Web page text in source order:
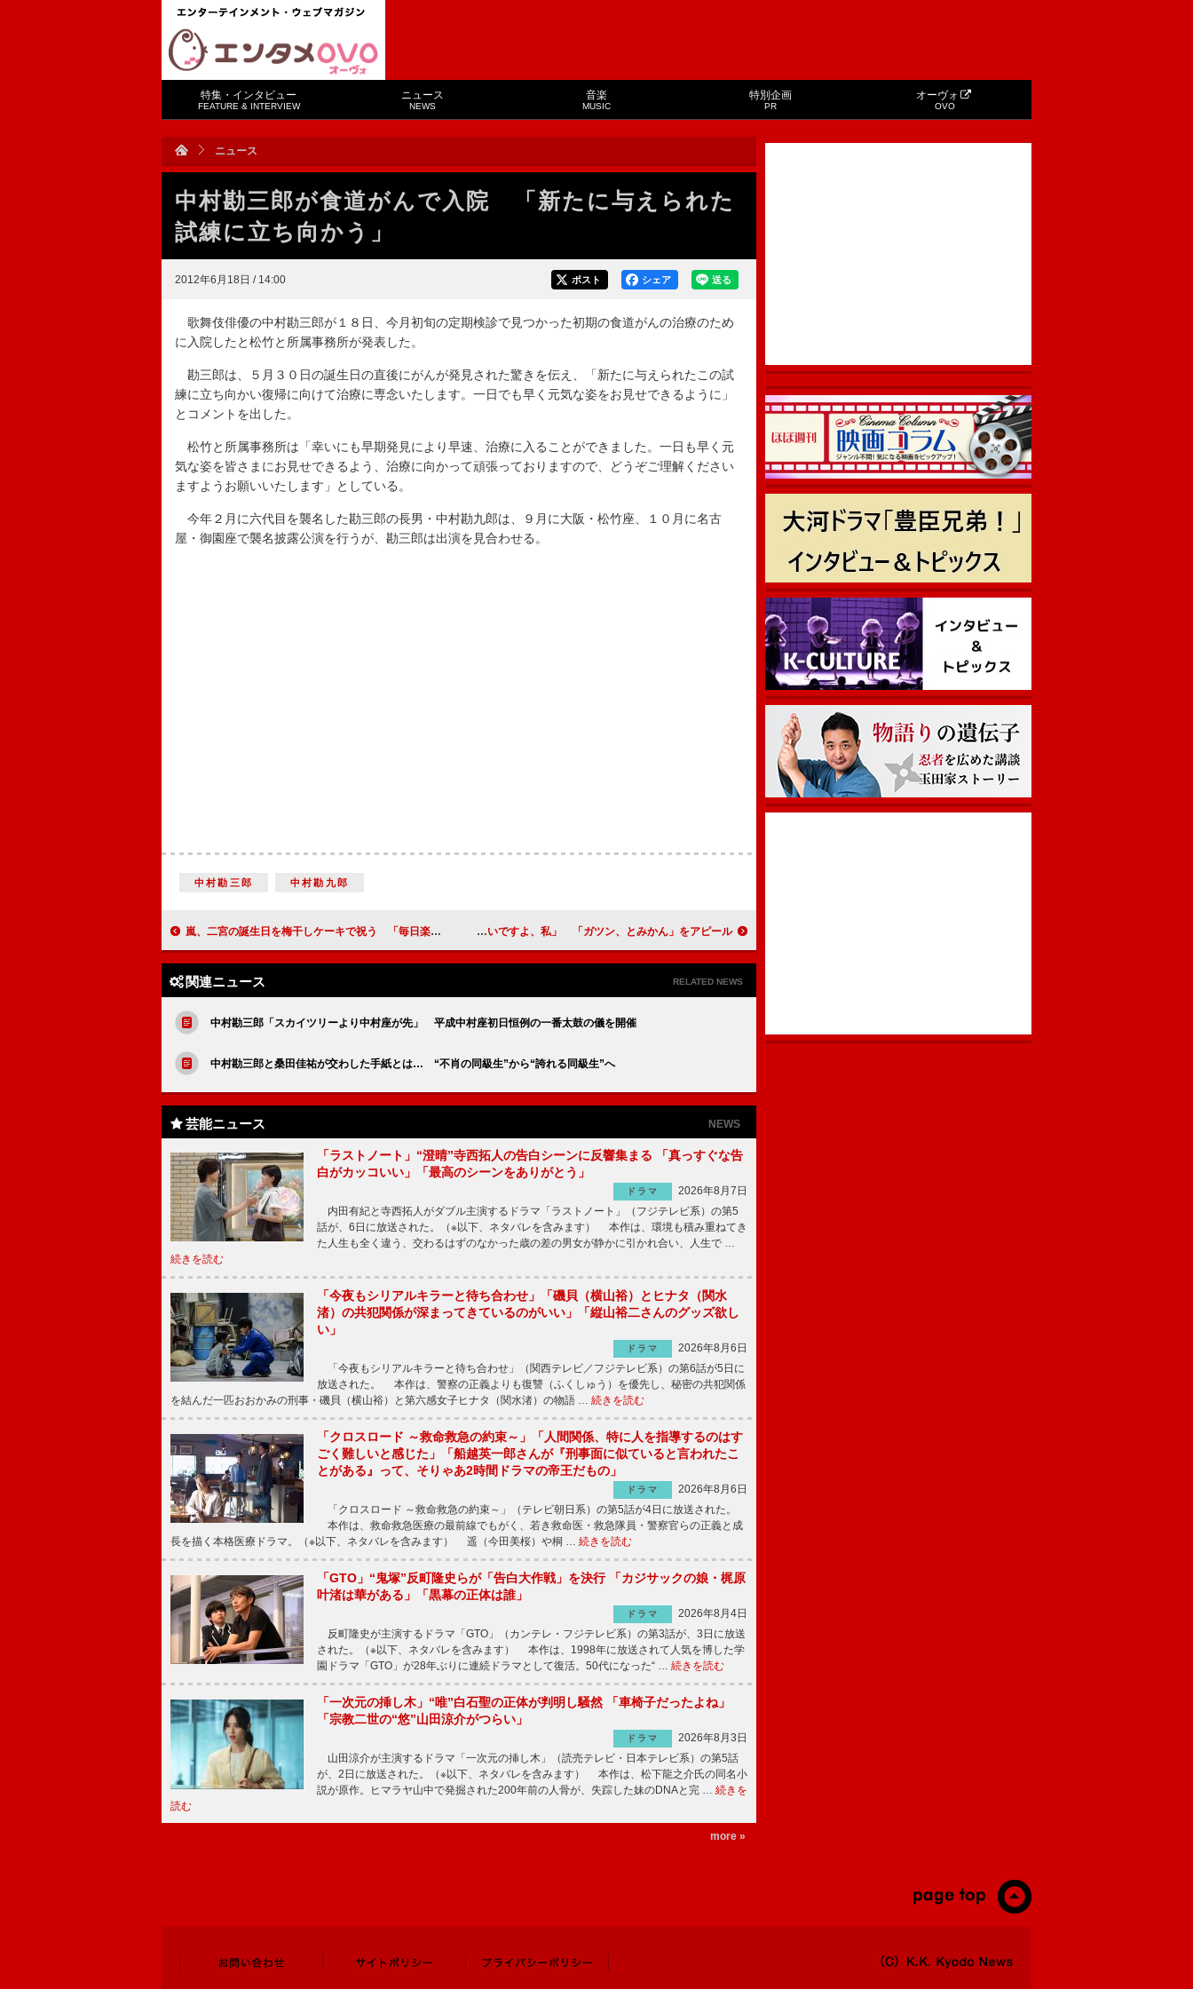
特集・インタビュー
FEATURE & INTERVIEW
ニュース
NEWS
音楽
MUSIC
特別企画
PR
オーヴォ
OVO
ニュース
中村勘三郎が食道がんで入院 「新たに与えられた
試練に立ち向かう」
2012年6月18日 / 14:00 送る
シェア
ポスト
歌舞伎俳優の中村勘三郎が１８日、今月初旬の定期検診で見つかった初期の食道がんの治療のため
に入院したと松竹と所属事務所が発表した。
勘三郎は、５月３０日の誕生日の直後にがんが発見された驚きを伝え、「新たに与えられたこの試
練に立ち向かい復帰に向けて治療に専念いたします。一日でも早く元気な姿をお見せできるように」
とコメントを出した。
松竹と所属事務所は「幸いにも早期発見により早速、治療に入ることができました。一日も早く元
気な姿を皆さまにお見せできるよう、治療に向かって頑張っておりますので、どうぞご理解ください
ますようお願いいたします」としている。
今年２月に六代目を襲名した勘三郎の長男・中村勘九郎は、９月に大阪・松竹座、１０月に名古
屋・御園座で襲名披露公演を行うが、勘三郎は出演を見合わせる。
中村勘三郎 中村勘九郎
嵐、二宮の誕生日を梅干しケーキで祝う 「毎日楽しく生きている」と二宮 広瀬アリス「負けないですよ、私」 「ガツン、とみかん」をアピール
関連ニュース RELATED NEWS
中村勘三郎「スカイツリーより中村座が先」 平成中村座初日恒例の一番太鼓の儀を開催
中村勘三郎と桑田佳祐が交わした手紙とは… “不肖の同級生”から“誇れる同級生”へ
芸能ニュース NEWS
「ラストノート」“澄晴”寺西拓人の告白シーンに反響集まる 「真っすぐな告
白がカッコいい」「最高のシーンをありがとう」
ドラマ
2026年8月7日
内田有紀と寺西拓人がダブル主演するドラマ「ラストノート」（フジテレビ系）の第5
話が、6日に放送された。（※以下、ネタバレを含みます） 本作は、環境も積み重ねてき
た人生も全く違う、交わるはずのなかった歳の差の男女が静かに引かれ合い、人生で …
続きを読む
「今夜もシリアルキラーと待ち合わせ」「磯貝（横山裕）とヒナタ（関水
渚）の共犯関係が深まってきているのがいい」「縦山裕二さんのグッズ欲し
い」
ドラマ
2026年8月6日
「今夜もシリアルキラーと待ち合わせ」（関西テレビ／フジテレビ系）の第6話が5日に
放送された。 本作は、警察の正義よりも復讐（ふくしゅう）を優先し、秘密の共犯関係
を結んだ一匹おおかみの刑事・磯貝（横山裕）と第六感女子ヒナタ（関水渚）の物語 … 続きを読む
「クロスロード ～救命救急の約束～」「人間関係、特に人を指導するのはす
ごく難しいと感じた」「船越英一郎さんが『刑事面に似ていると言われたこ
とがある』って、そりゃあ2時間ドラマの帝王だもの」
ドラマ
2026年8月6日
「クロスロード ～救命救急の約束～」（テレビ朝日系）の第5話が4日に放送された。
本作は、救命救急医療の最前線でもがく、若き救命医・救急隊員・警察官らの正義と成
長を描く本格医療ドラマ。（※以下、ネタバレを含みます） 遥（今田美桜）や桐 … 続きを読む
「GTO」“鬼塚”反町隆史らが「告白大作戦」を決行 「カジサックの娘・梶原
叶渚は華がある」「黒幕の正体は誰」
ドラマ
2026年8月4日
反町隆史が主演するドラマ「GTO」（カンテレ・フジテレビ系）の第3話が、3日に放送
された。（※以下、ネタバレを含みます） 本作は、1998年に放送されて人気を博した学
園ドラマ「GTO」が28年ぶりに連続ドラマとして復活。50代になった“ … 続きを読む
「一次元の挿し木」“唯”白石聖の正体が判明し騒然 「車椅子だったよね」
「宗教二世の“悠”山田涼介がつらい」
ドラマ
2026年8月3日
山田涼介が主演するドラマ「一次元の挿し木」（読売テレビ・日本テレビ系）の第5話
が、2日に放送された。（※以下、ネタバレを含みます） 本作は、松下龍之介氏の同名小
説が原作。ヒマラヤ山中で発掘された200年前の人骨が、失踪した妹のDNAと完 … 続きを
読む
more »